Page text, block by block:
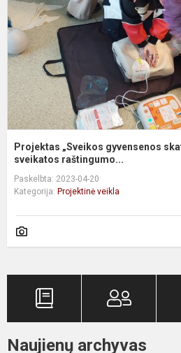
Projektas „Sveikos gyvensenos
sveikatos raštingumo...
Paskelbta: 2023-04-20
Kategorija: Projektinė veikla
Naujienų archyvas